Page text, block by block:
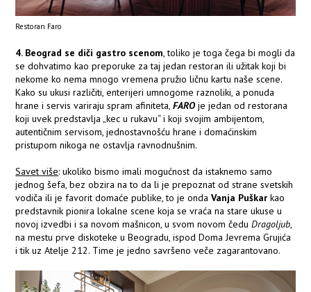
Restoran Faro
4. Beograd se diči gastro scenom, toliko je toga čega bi mogli da
se dohvatimo kao preporuke za taj jedan restoran ili užitak koji bi
nekome ko nema mnogo vremena pružio ličnu kartu naše scene.
Kako su ukusi različiti, enterijeri umnogome raznoliki, a ponuda
hrane i servis variraju spram afiniteta,FAROje jedan od restorana
koji uvek predstavlja „kec u rukavu“ i koji svojim ambijentom,
autentičnim servisom, jednostavnošću hrane i domaćinskim
pristupom nikoga ne ostavlja ravnodnušnim.
Savet više: ukoliko bismo imali mogućnost da istaknemo samo
jednog šefa, bez obzira na to da li je prepoznat od strane svetskih
vodiča ili je favorit domaće publike, to je ondaVanja Puškar kao
predstavnik pionira lokalne scene koja se vraća na stare ukuse u
novoj izvedbi i sa novom mašnicon, u svom novom čeduDragoljub,
na mestu prve diskoteke u Beogradu, ispod Doma Jevrema Grujića
i tik uz Atelje 212. Time je jedno savršeno veče zagarantovano.